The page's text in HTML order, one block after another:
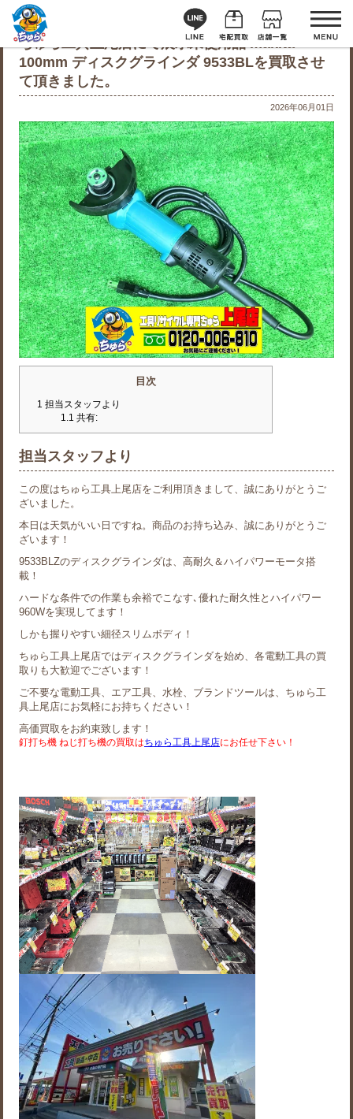
ちゅら工具上尾店にて展示未使用品 makita
100mm ディスクグラインダ 9533BLを買取させ
て頂きました。
2026年06月01日
目次
1 担当スタッフより
1.1 共有:
担当スタッフより
この度はちゅら工具上尾店をご利用頂きまして、誠にありがとうご
ざいました。
本日は天気がいい日ですね。商品のお持ち込み、誠にありがとうご
ざいます！
9533BLZのディスクグラインダは、高耐久＆ハイパワーモータ搭
載！
ハードな条件での作業も余裕でこなす､優れた耐久性とハイパワー
960Wを実現してます！
しかも握りやすい細径スリムボディ！
ちゅら工具上尾店ではディスクグラインダを始め、各電動工具の買
取りも大歓迎でございます！
ご不要な電動工具、エア工具、水栓、ブランドツールは、ちゅら工
具上尾店にお気軽にお持ちください！
高価買取をお約束致します！
釘打ち機 ねじ打ち機の買取はちゅら工具上尾店にお任せ下さい！